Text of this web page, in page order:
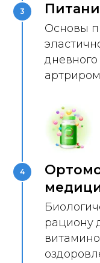
3
Основы
4
рациону